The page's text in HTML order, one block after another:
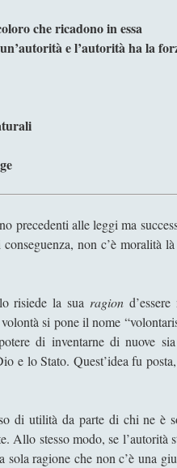
che ricadono in essa
e l’autorità ha la
precedenti alle leggi ma
non c’è moralità
risiede la sua ragion
si pone il nome
di inventarne di nuove
e lo Stato. Quest’idea fu
di utilità da parte di chi ne è
Allo stesso modo, se l’autorità
ragione che non c’è una